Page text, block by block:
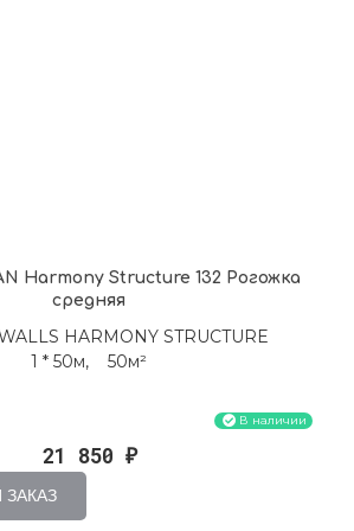
Harmony Structure 132 Рогожка
средняя
HARMONY STRUCTURE
1 * 50м, 50м²
В наличии
21 850 ₽